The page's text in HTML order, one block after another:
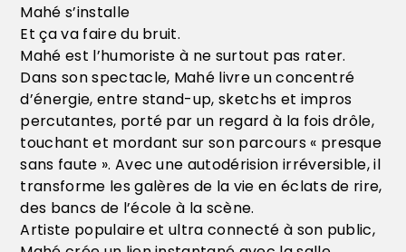
Mahé s’installe
Et ça va faire du bruit.
Mahé est l’humoriste à ne surtout pas rater.
Dans son spectacle, Mahé livre un concentré
d’énergie, entre stand-up, sketchs et impros
percutantes, porté par un regard à la fois drôle,
touchant et mordant sur son parcours « presque
sans faute ». Avec une autodérision irréversible, il
transforme les galères de la vie en éclats de rire,
des bancs de l’école à la scène.
Artiste populaire et ultra connecté à son public,